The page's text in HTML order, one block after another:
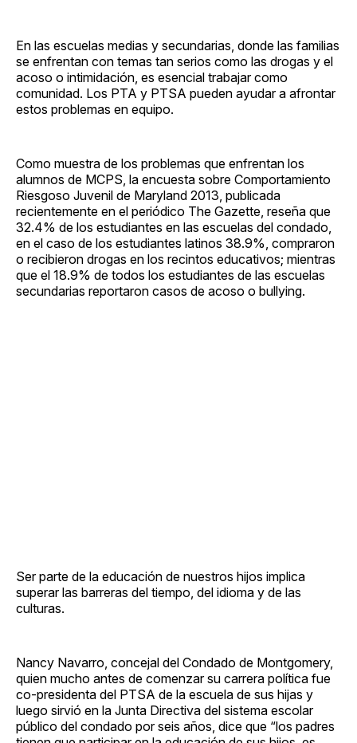
En las escuelas medias y secundarias, donde las familias
se enfrentan con temas tan serios como las drogas y el
acoso o intimidación, es esencial trabajar como
comunidad. Los PTA y PTSA pueden ayudar a afrontar
estos problemas en equipo.
Como muestra de los problemas que enfrentan los
alumnos de MCPS, la encuesta sobre Comportamiento
Riesgoso Juvenil de Maryland 2013, publicada
recientemente en el periódico The Gazette, reseña que
32.4% de los estudiantes en las escuelas del condado,
en el caso de los estudiantes latinos 38.9%, compraron
o recibieron drogas en los recintos educativos; mientras
que el 18.9% de todos los estudiantes de las escuelas
secundarias reportaron casos de acoso o bullying.
Ser parte de la educación de nuestros hijos implica
superar las barreras del tiempo, del idioma y de las
culturas.
Nancy Navarro, concejal del Condado de Montgomery,
quien mucho antes de comenzar su carrera política fue
co-presidenta del PTSA de la escuela de sus hijas y
luego sirvió en la Junta Directiva del sistema escolar
público del condado por seis años, dice que “los padres